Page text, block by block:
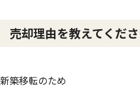
売却理由を教えてくだ
新築移転のため